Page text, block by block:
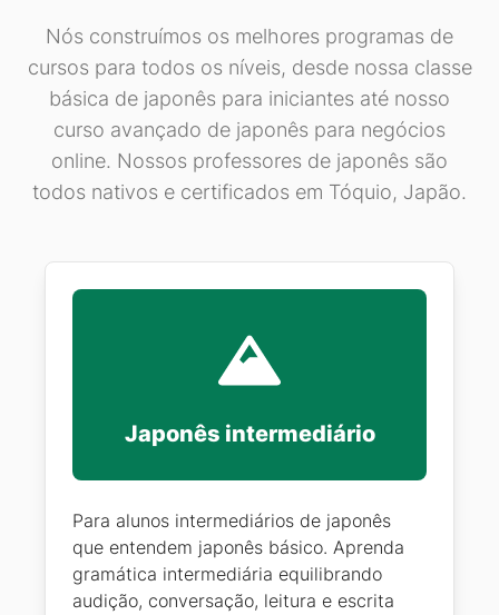
Nós construímos os melhores programas de
cursos para todos os níveis, desde nossa classe
básica de japonês para iniciantes até nosso
curso avançado de japonês para negócios
online. Nossos professores de japonês são
todos nativos e certificados em Tóquio, Japão.
Japonês intermediário
Para alunos intermediários de japonês
que entendem japonês básico. Aprenda
gramática intermediária equilibrando
audição, conversação, leitura e escrita